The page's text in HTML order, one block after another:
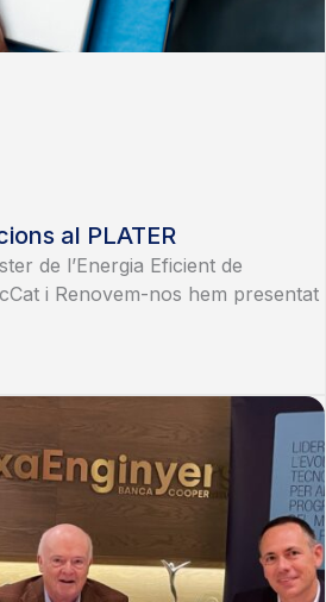
al PLATER
de l’Energia Eficient de
i Renovem-nos hem presentat